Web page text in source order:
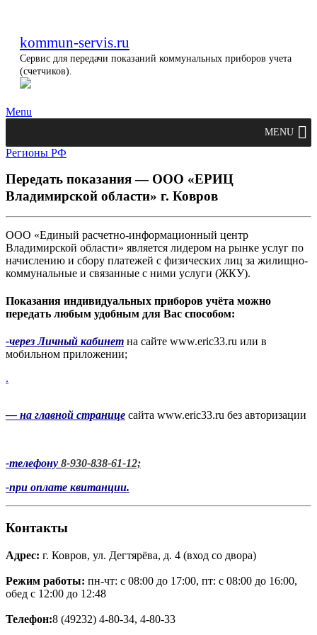
kommun-servis.ru
Сервис для передачи показаний коммунальных приборов учета
(счетчиков).
Menu
MENU
Регионы РФ
Передать показания — ООО «ЕРИЦ
Владимирской области» г. Ковров
ООО «Единый расчетно-информационный центр
Владимирской области» является лидером на рынке услуг по
начислению и сбору платежей с физических лиц за жилищно-
коммунальные и связанные с ними услуги (ЖКУ).
Показания индивидуальных приборов учёта можно
передать любым удобным для Вас способом:
-через Личный кабинет на сайте www.eric33.ru или в
мобильном приложении;
.
— на главной странице сайта www.eric33.ru без авторизации
-телефону 8-930-838-61-12;
-при оплате квитанции.
Контакты
Адрес: г. Ковров, ул. Дегтярёва, д. 4 (вход со двора)
Режим работы: пн-чт: с 08:00 до 17:00, пт: с 08:00 до 16:00,
обед с 12:00 до 12:48
Телефон:8 (49232) 4-80-34, 4-80-33